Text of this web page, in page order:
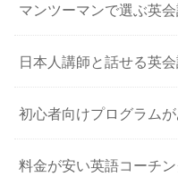
マンツーマンで選ぶ英
日本人講師と話せる英
初心者向けプログラム
料金が安い英語コーチ